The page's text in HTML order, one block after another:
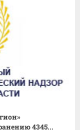
4345...